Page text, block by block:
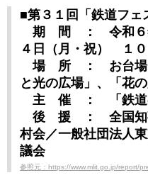
■第３１回「鉄道フェ
期 間 ： 令和６年
４日（月・祝） １
場 所 ： お台場イ
と光の広場」、「花の
主 催 ： 「鉄道
後 援 ： 全国知事
村会／一般社団法人
議会
参照元：https://www.mlit.go.jp/report/